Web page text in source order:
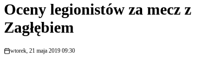
Oceny legionistów za mecz z
Zagłębiem
wtorek, 21 maja 2019 09:30